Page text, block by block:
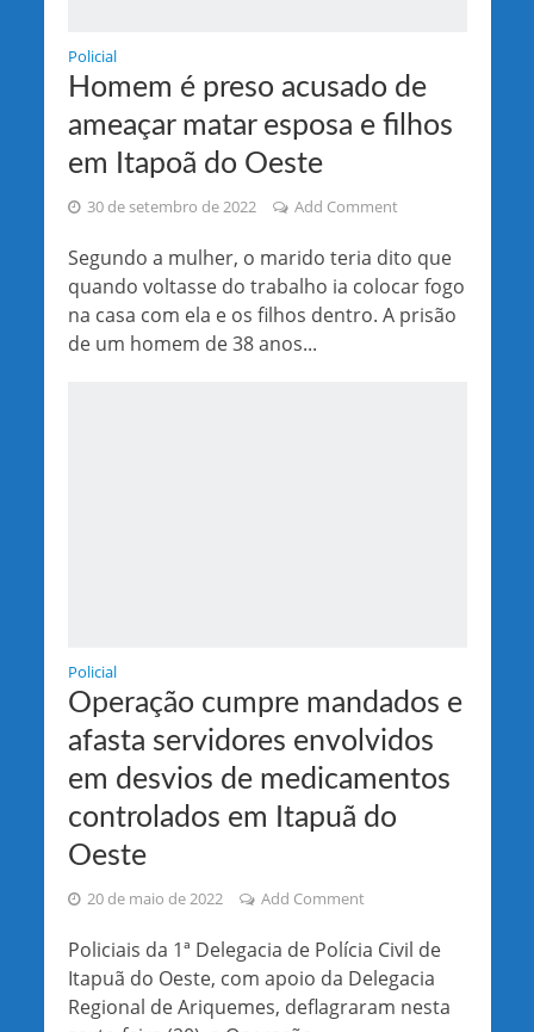
Policial
Homem é preso acusado de
ameaçar matar esposa e filhos
em Itapoã do Oeste
30 de setembro de 2022 Add Comment
Segundo a mulher, o marido teria dito que
quando voltasse do trabalho ia colocar fogo
na casa com ela e os filhos dentro. A prisão
de um homem de 38 anos...
Policial
Operação cumpre mandados e
afasta servidores envolvidos
em desvios de medicamentos
controlados em Itapuã do
Oeste
20 de maio de 2022 Add Comment
Policiais da 1ª Delegacia de Polícia Civil de
Itapuã do Oeste, com apoio da Delegacia
Regional de Ariquemes, deflagraram nesta